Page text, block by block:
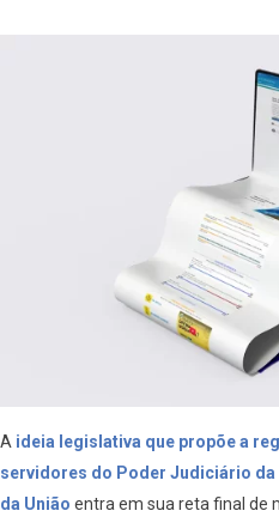
A ideia legislativa que propõe a
servidores do Poder Judiciário
da União entra em sua reta final de